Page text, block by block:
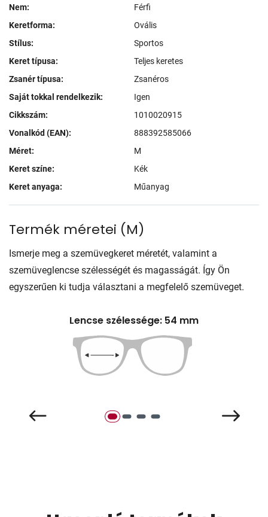
Nem:
Férfi
Keretforma:
Ovális
Stílus:
Sportos
Keret típusa:
Teljes keretes
Zsanér típusa:
Zsanéros
Saját tokkal rendelkezik:
Igen
Cikkszám:
1010020915
Vonalkód (EAN):
888392585066
Méret:
M
Keret színe:
Kék
Keret anyaga:
Műanyag
Termék méretei (M)
Ismerje meg a szemüvegkeret méretét, valamint a
szemüveglencse szélességét és magasságát. Így Ön
egyszerűen ki tudja választani a megfelelő szemüveget.
Lencse szélessége: 54 mm